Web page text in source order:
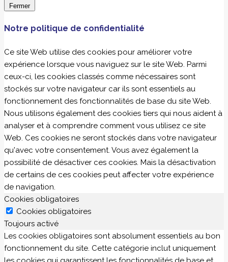
Fermer
Notre politique de confidentialité
Ce site Web utilise des cookies pour améliorer votre
expérience lorsque vous naviguez sur le site Web. Parmi
ceux-ci, les cookies classés comme nécessaires sont
stockés sur votre navigateur car ils sont essentiels au
fonctionnement des fonctionnalités de base du site Web.
Nous utilisons également des cookies tiers qui nous aident à
analyser et à comprendre comment vous utilisez ce site
Web. Ces cookies ne seront stockés dans votre navigateur
qu'avec votre consentement. Vous avez également la
possibilité de désactiver ces cookies. Mais la désactivation
de certains de ces cookies peut affecter votre expérience
de navigation.
Cookies obligatoires
Cookies obligatoires
Toujours activé
Les cookies obligatoires sont absolument essentiels au bon
fonctionnement du site. Cette catégorie inclut uniquement